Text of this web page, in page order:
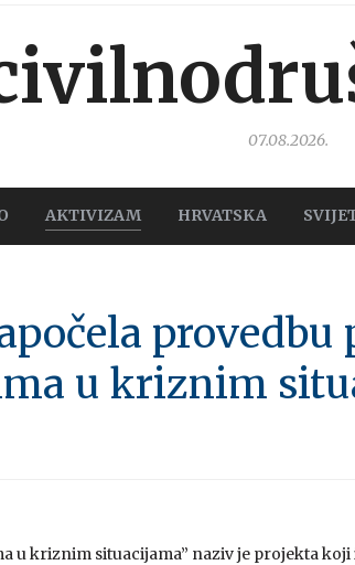
07.08.2026.
AKTIVIZAM HRVATSKA
provedbu
u kriznim
u kriznim situacijama” naziv je projekta